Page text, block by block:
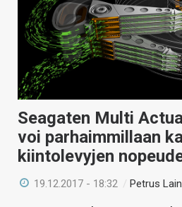
Seagaten Multi
voi parhaimmillaan
kiintolevyjen
19.12.2017 - 18:32 /Petrus